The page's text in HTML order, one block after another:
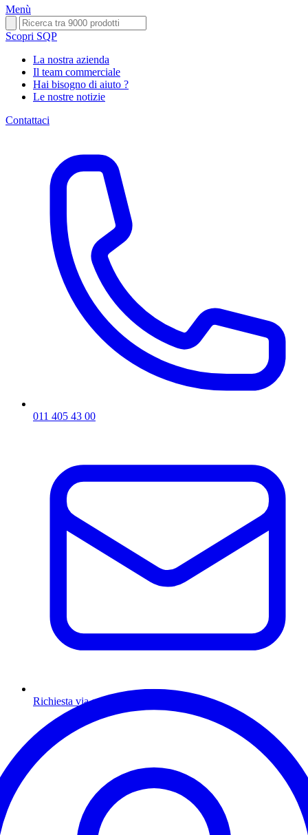
Menù
Scopri SQP
La nostra azienda
Il team commerciale
Hai bisogno di aiuto ?
Le nostre notizie
Contattaci
011 405 43 00
Richiesta via email